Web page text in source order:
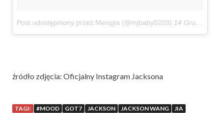
Post udostępniony przez Mengjia (@mjbaby0203) 14 Gru, 2017 o 7:20 PST
źródło zdjęcia: Oficjalny Instagram Jacksona
TAGI: #MOOD GOT7 JACKSON JACKSON WANG
JIA